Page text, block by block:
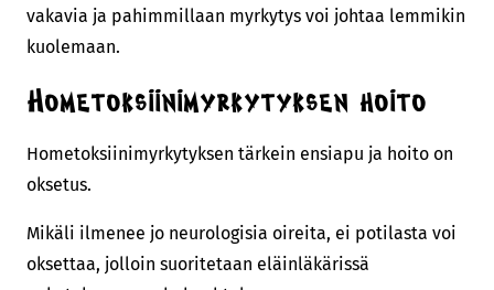
vakavia ja pahimmillaan myrkytys voi johtaa lemmikin
kuolemaan.
Hometoksiinimyrkytyksen hoito
Hometoksiinimyrkytyksen tärkein ensiapu ja hoito on
oksetus.
Mikäli ilmenee jo neurologisia oireita, ei potilasta voi
oksettaa, jolloin suoritetaan eläinläkärissä